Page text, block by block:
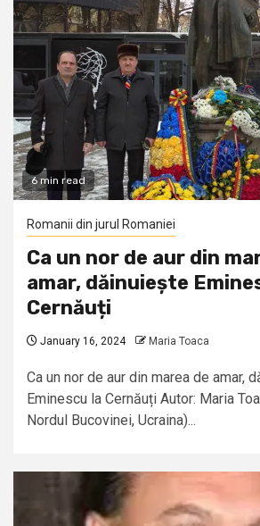
6 min read
Romanii din jurul Romaniei
Ca un nor de aur din
amar, dăinuiește
Cernăuți
January 16, 2024 Maria Toaca
Ca un nor de aur din marea de amar,
Eminescu la Cernăuți Autor: Maria
Nordul Bucovinei, Ucraina)...